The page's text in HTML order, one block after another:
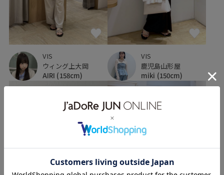
VIS
ウィング上大岡
AIRI (158cm)
VIS
鹿児島山形屋
miki (150cm)